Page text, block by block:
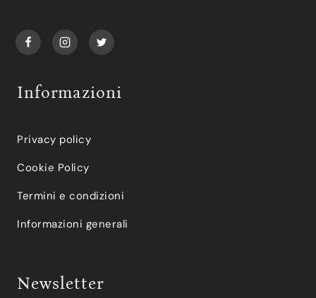
Informazioni
Privacy policy
Cookie Policy
Termini e condizioni
Informazioni generali
Newsletter